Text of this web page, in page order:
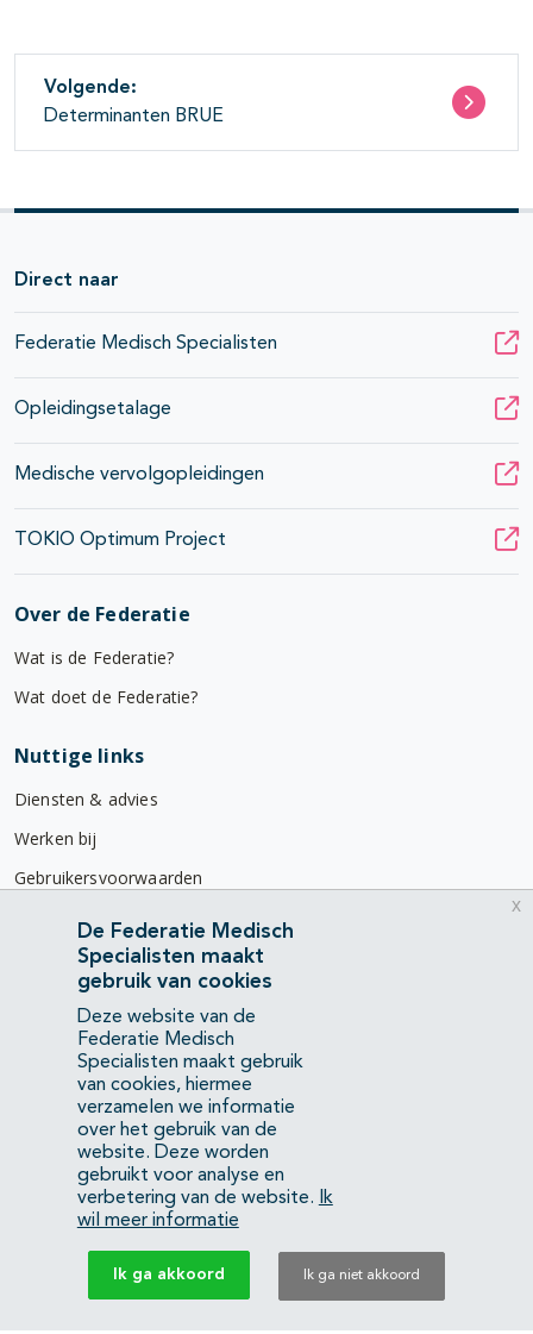
Volgende:
Determinanten BRUE
Direct naar
Federatie Medisch Specialisten
Opleidingsetalage
Medische vervolgopleidingen
TOKIO Optimum Project
Over de Federatie
Wat is de Federatie?
Wat doet de Federatie?
Nuttige links
Diensten & advies
Werken bij
Gebruikersvoorwaarden
Privacyverklaring
Contact
Mercatorlaan 1200
3528 BL Utrecht
(088) 505 34 34
info@richtlijnendatabase.nl
YouTubeLinkedIn
KvK Federatie Medisch Specialisten:40483480
Privacyverklaring
De Federatie Medisch
Specialisten maakt
gebruik van cookies
Deze website van de
Federatie Medisch
Specialisten maakt gebruik
van cookies, hiermee
verzamelen we informatie
over het gebruik van de
website. Deze worden
gebruikt voor analyse en
verbetering van de website.
Ik
wil meer informatie
Ik ga akkoord Ik ga niet akkoord
x